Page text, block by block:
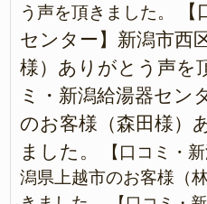
う声を頂きました。
センター】新潟市西
様）ありがとう声を
ミ・新潟給湯器セン
のお客様（森田様）
ました。
【口コミ・
潟県上越市のお客様（